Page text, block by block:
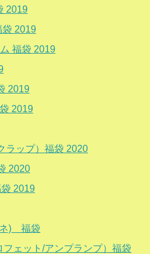
2019
袋 2019
福袋 2019
2019
2019
ラップ）福袋 2020
2020
2019
ネ) 福袋
ェット/アンプランプ）福袋